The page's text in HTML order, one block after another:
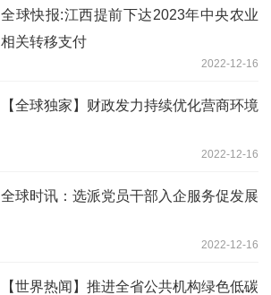
全球快报:江西提前下达2023年中央农业
相关转移支付
2022-12-16
【全球独家】财政发力持续优化营商环境
2022-12-16
全球时讯：选派党员干部入企服务促发展
2022-12-16
【世界热闻】推进全省公共机构绿色低碳